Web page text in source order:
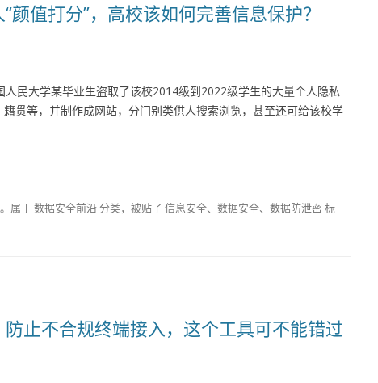
颜值打分”，高校该如何完善信息保护？
民大学某毕业生盗取了该校2014级到2022级学生的大量个人隐私
贯等，并制作成网站，分门别类供人搜索浏览，甚至还可给该校学
。属于数据安全前沿分类，被贴了 信息安全、 数据安全、 数据防泄密标
止不合规终端接入，这个工具可不能错过